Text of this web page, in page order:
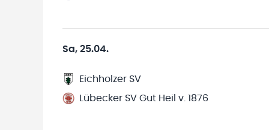
Sa, 25.04.
Eichholzer SV
Lübecker SV Gut Heil v. 1876